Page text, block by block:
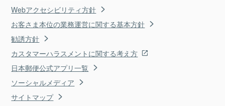
Webアクセシビリティ方針
お客さま本位の業務運営に関する基本方針
勧誘方針
カスタマーハラスメントに関する考え方
日本郵便公式アプリ一覧
ソーシャルメディア
サイトマップ